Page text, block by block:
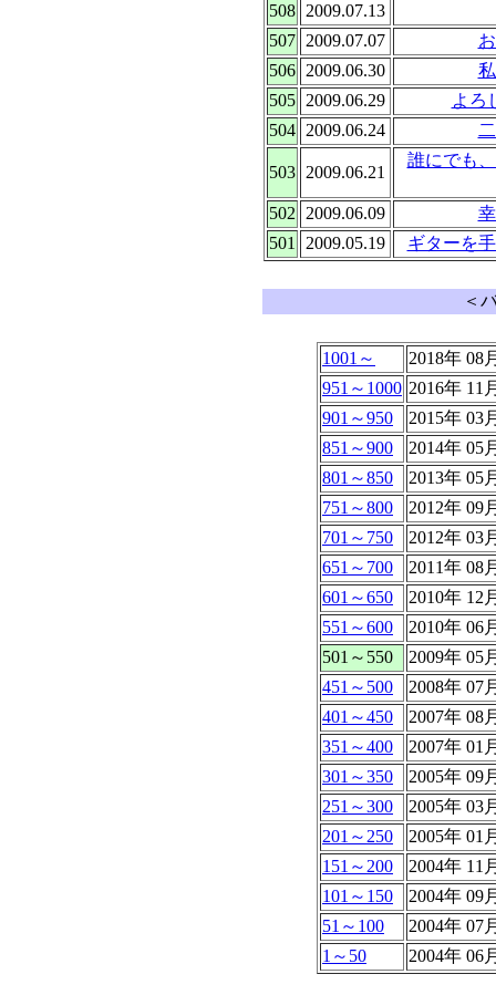
508
2009.07.13
507
2009.07.07
506
2009.06.30
505
2009.06.29
よろ
504
2009.06.24
503 2009.06.21
誰にでも
502 2009.06.09
501
2009.05.19 ギターを
＜
1001～
2018年 08
951～1000 2016年 11
901～950
2015年 03
851～900
2014年 05
801～850
2013年 05
751～800
2012年 09
701～750
2012年 03
651～700
2011年 08
601～650
2010年 12
551～600
2010年 06
501～550
2009年 05
451～500
2008年 07
401～450
2007年 08
351～400
2007年 01
301～350
2005年 09
251～300
2005年 03
201～250
2005年 01
151～200
2004年 11
101～150
2004年 09
51～100
2004年 07
1～50
2004年 06